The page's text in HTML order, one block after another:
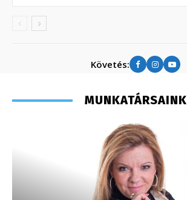
Követés:
MUNKATÁRSAINK